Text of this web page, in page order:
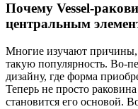
Почему Vessel-
центральным
Многие изучают причины,
такую популярность. Во-
дизайну, где форма
Теперь не просто
становится его основой.